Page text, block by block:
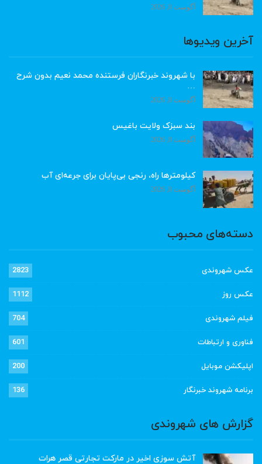
آگوست 8, 2026
آخرین ویدیوها
با شهروند خبرنگاران فرستنده محمد نعیم بدون شرح
…
آگوست 8, 2026
بند سبزک ولایت باغیس
آگوست 8, 2026
کیلومترها راه، رنجی بی‌پایان برای جرعه‌ای آب
آگوست 8, 2026
دسته‌های محبوب
عکس شهروندی 2823
عکس روز 1112
فیلم شهروندی 704
فناوری و ارتباطات 601
اپلیکشن موبایل 200
برنامه شهروند خبرنگار 136
گزارش های شهروندی
آتش سوزی اخیر در مارکت تجارتی قصر هرات